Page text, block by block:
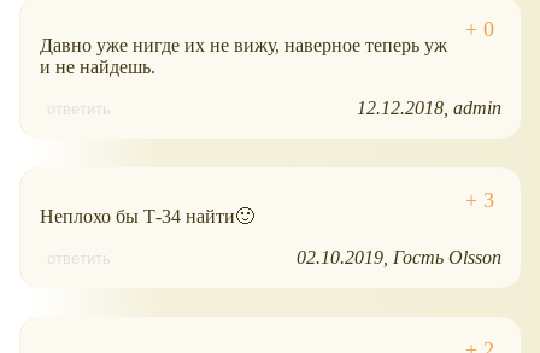
Давно уже нигде их не вижу, наверное теперь уж
и не найдешь.
ответить 12.12.2018 admin
Неплохо бы Т-34 найти🙂
ответить 02.10.2019 Гость Olsson